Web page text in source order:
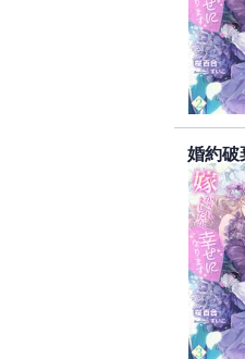
婚約破